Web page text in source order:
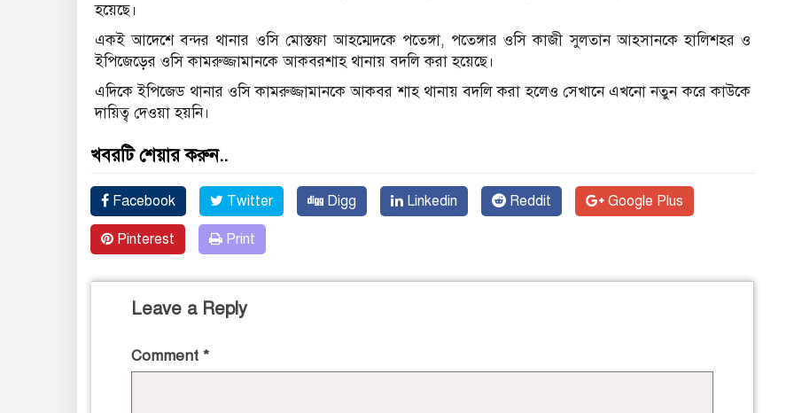
হয়েছে।
একই আদেশে বন্দর থানার ওসি মোস্তফা আহম্মেদকে পতেঙ্গা, পতেঙ্গার ওসি কাজী সুলতান আহসানকে হালিশহর ও
ইপিজেড়ের ওসি কামরুজ্জামানকে আকবরশাহ থানায় বদলি করা হয়েছে।
এদিকে ইপিজেড থানার ওসি কামরুজ্জামানকে আকবর শাহ থানায় বদলি করা হলেও সেখানে এখনো নতুন করে কাউকে
দায়িত্ব দেওয়া হয়নি।
খবরটি শেয়ার করুন..
Facebook Twitter Digg Linkedin Reddit Google Plus
Pinterest Print
Leave a Reply
Comment *